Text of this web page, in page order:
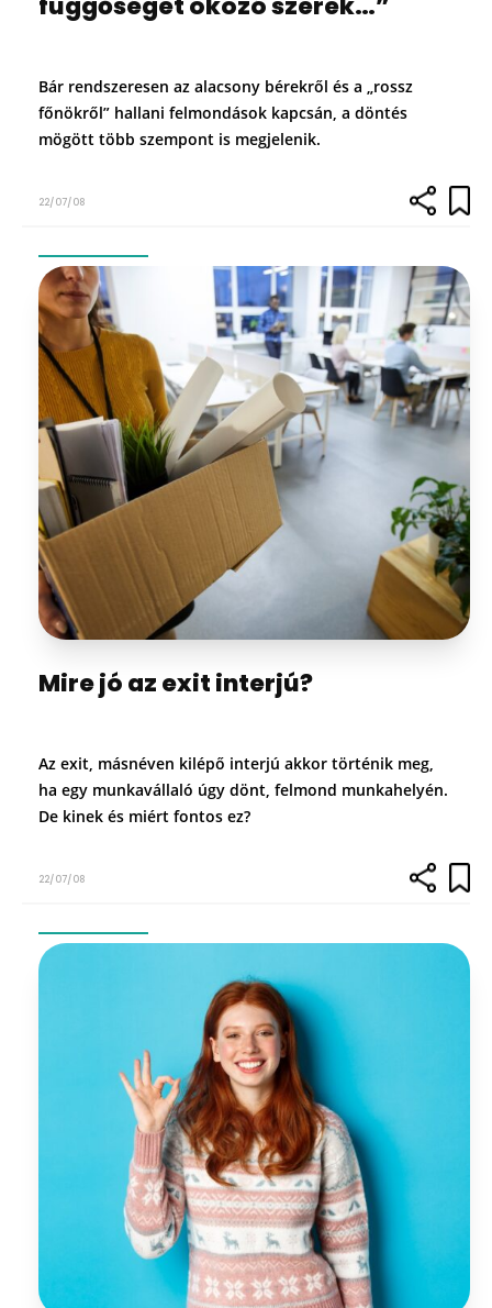
Bár rendszeresen az alacsony bérekről és a „rossz
főnökről” hallani felmondások kapcsán, a döntés
mögött több szempont is megjelenik.
22/07/08
Mire jó az exit interjú?
Az exit, másnéven kilépő interjú akkor történik meg,
ha egy munkavállaló úgy dönt, felmond munkahelyén.
De kinek és miért fontos ez?
22/07/08